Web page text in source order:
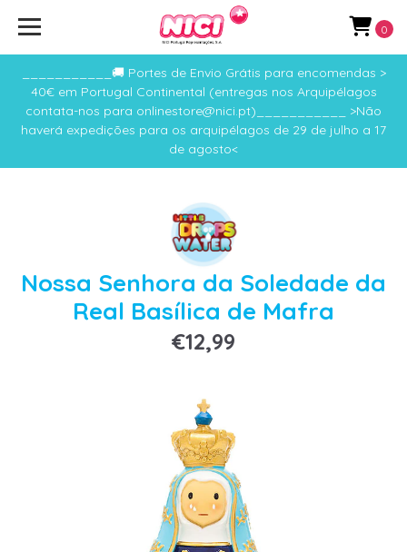
___________🚚 Portes de Envio Grátis para encomendas >
40€ em Portugal Continental (entregas nos Arquipélagos
contata-nos para onlinestore@nici.pt)___________ >Não
haverá expedições para os arquipélagos de 29 de julho a 17
de agosto<
0
Nossa Senhora da Soledade da
Real Basílica de Mafra
€12,99